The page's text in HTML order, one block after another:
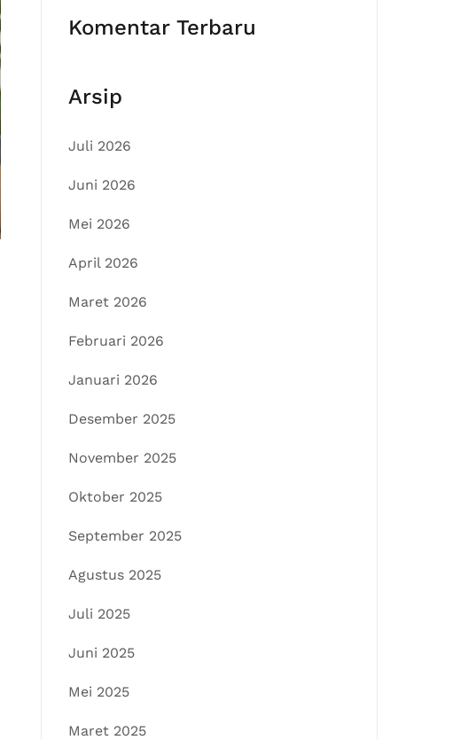
Komentar Terbaru
Arsip
Juli 2026
Juni 2026
Mei 2026
April 2026
Maret 2026
Februari 2026
Januari 2026
Desember 2025
November 2025
Oktober 2025
September 2025
Agustus 2025
Juli 2025
Juni 2025
Mei 2025
Maret 2025